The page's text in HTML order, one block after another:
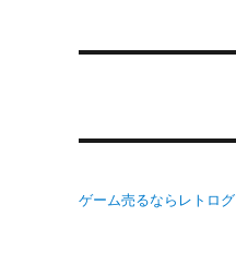
ゲーム売るならレトログ